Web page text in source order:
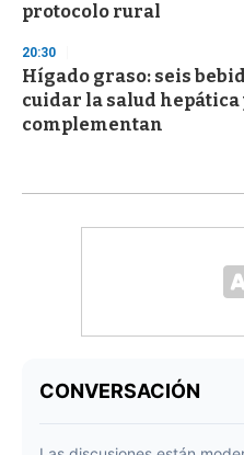
protocolo rural
20:30
Hígado graso: seis
cuidar la salud hepática
complementan